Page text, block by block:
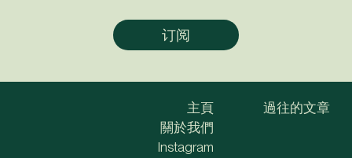
主頁
關於我們
過往的文章
Instagram